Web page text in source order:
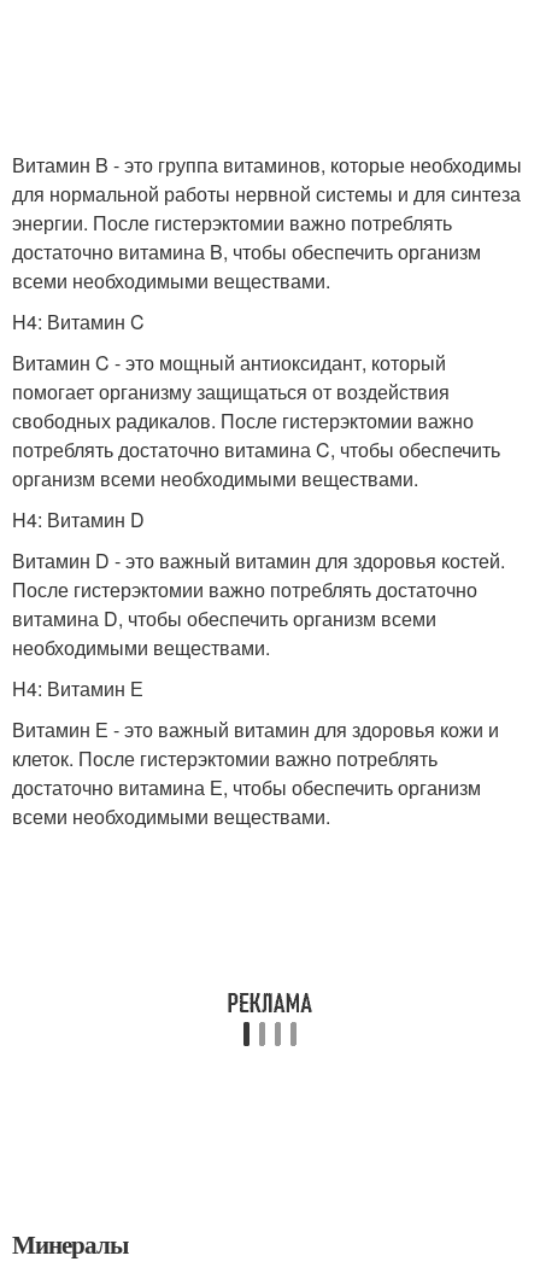
Витамин B - это группа витаминов, которые необходимы
для нормальной работы нервной системы и для синтеза
энергии. После гистерэктомии важно потреблять
достаточно витамина B, чтобы обеспечить организм
всеми необходимыми веществами.
H4: Витамин C
Витамин C - это мощный антиоксидант, который
помогает организму защищаться от воздействия
свободных радикалов. После гистерэктомии важно
потреблять достаточно витамина C, чтобы обеспечить
организм всеми необходимыми веществами.
H4: Витамин D
Витамин D - это важный витамин для здоровья костей.
После гистерэктомии важно потреблять достаточно
витамина D, чтобы обеспечить организм всеми
необходимыми веществами.
H4: Витамин Е
Витамин Е - это важный витамин для здоровья кожи и
клеток. После гистерэктомии важно потреблять
достаточно витамина Е, чтобы обеспечить организм
всеми необходимыми веществами.
Минералы